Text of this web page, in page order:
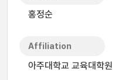
홍정순
Affiliation
아주대학교 교육대학원